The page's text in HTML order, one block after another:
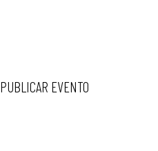
PUBLICAR EVENTO